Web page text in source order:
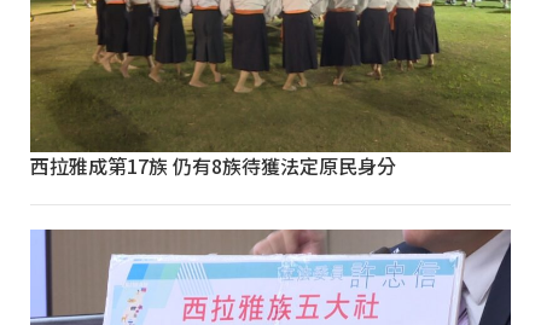
西拉雅成第17族 仍有8族待獲法定原民身分